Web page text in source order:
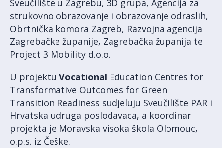
Sveučilište u Zagrebu, 3D grupa, Agencija za
strukovno obrazovanje i obrazovanje odraslih,
Obrtnička komora Zagreb, Razvojna agencija
Zagrebačke županije, Zagrebačka županija te
Project 3 Mobility d.o.o.
U projektu Vocational Education Centres for
Transformative Outcomes for Green
Transition Readiness sudjeluju Sveučilište PAR i
Hrvatska udruga poslodavaca, a koordinar
projekta je Moravska visoka škola Olomouc,
o.p.s. iz Češke.